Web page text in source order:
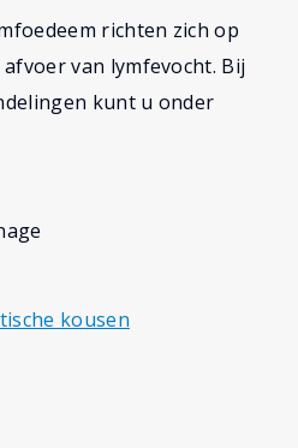
richten zich op
van lymfevocht. Bij
kunt u onder
kousen